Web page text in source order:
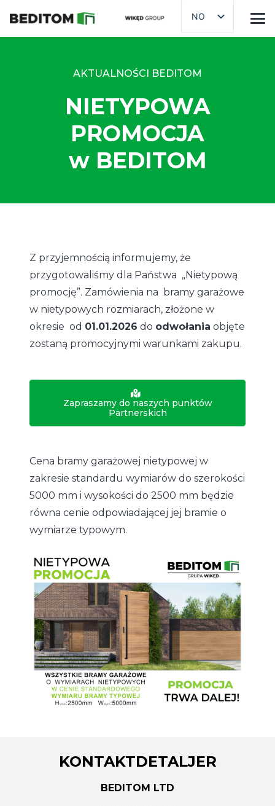
NO
AKTUALNOŚCI BEDITOM
NIETYPOWA
PROMOCJA
w BEDITOM
Z przyjemnością informujemy, że
przygotowaliśmy dla Państwa „Nietypową
promocję”. Zamówienia na bramy garażowe
w nietypowych rozmiarach, złożone w
okresie od 01.01.2026 do odwołania objęte
zostaną promocyjnymi warunkami zakupu.
Zapraszamy do naszych punktów
Partnerskich
Cena bramy garażowej nietypowej w
zakresie standardu wymiarów do szerokości
5000 mm i wysokości do 2500 mm będzie
równa cenie odpowiadającej jej bramie o
wymiarze typowym.
KONTAKTDETALJER
BEDITOM LTD